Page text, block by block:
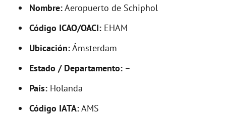
d
e
o
Nombre:Aeropuerto de Schiphol
Código ICAO/OACI: EHAM
Ubicación:Ámsterdam
Estado / Departamento: –
País: Holanda
Código IATA:AMS